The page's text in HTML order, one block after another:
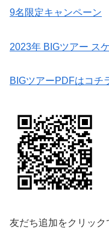
9名限定キャンペーン
2023年 BIGツアー ス
BIGツアーPDFはコチ
友だち追加をクリッ